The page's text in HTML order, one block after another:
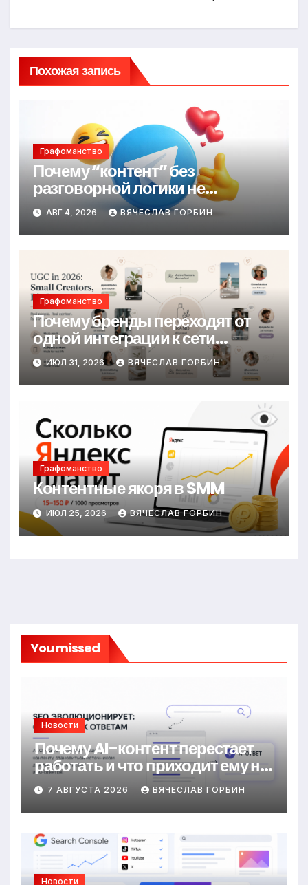
Похожая запись
Графоманство
Почему “контент” без
разговорной логики не
удерживает
АВГ 4, 2026 ВЯЧЕСЛАВ ГОРБИН
Графоманство
Почему бренды переходят от
одной интеграции к сети
небольших авторов
ИЮЛ 31, 2026 ВЯЧЕСЛАВ ГОРБИН
Графоманство
Контентные якоря в SMM
ИЮЛ 25, 2026 ВЯЧЕСЛАВ ГОРБИН
You missed
Новости
Почему AI-контент перестает
работать и что приходит ему на
смену
7 АВГУСТА 2026 ВЯЧЕСЛАВ ГОРБИН
Новости